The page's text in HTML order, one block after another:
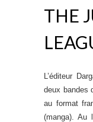
THE
L’éditeur
deux bandes
au format
(manga).